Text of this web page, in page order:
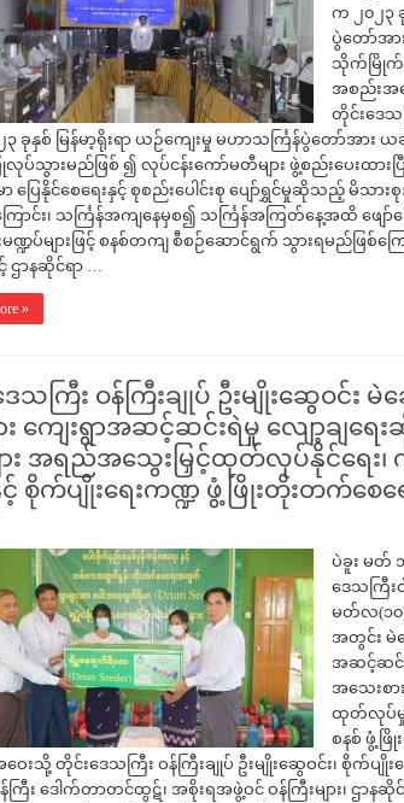
က ၂၀၂၃
ပွဲတော်အာ
သိုက်မြိုက်
အစည်းအ
တိုင်းဒေသ
၃ ခုနှစ် မြန်မာ့ရိုးရာ ယဉ်ကျေးမှု မဟာသင်္ကြန်ပွဲတော်အာ
လုပ်သွားမည်ဖြစ် ၍ လုပ်ငန်းကော်မတီများ ဖွဲ့စည်းပေးထားပြီ
ပြေနိုင်စေရေးနှင့် စုစည်းပေါင်းစု ပျော်ရွှင်မှုဆိုသည့် မိသာ
ောင်း၊ သင်္ကြန်အကျနေမှစ၍ သင်္ကြန်အကြတ်နေ့အထိ ဖျော်ဖ
ဏ္ဍပ်များဖြင့် စနစ်တကျ စီစဉ်ဆောင်ရွက် သွားရမည်ဖြစ်က
ဌာနဆိုင်ရာ …
»
သကြီး ဝန်ကြီးချုပ် ဦးမျိုးဆွေဝင်း မဲခေ
ကျေးရွာအဆင့်ဆင်းရဲမှု လျော့ချရေ
ား အရည်အသွေးမြှင့်ထုတ်လုပ်နိုင်ရေ
နှင့် စိုက်ပျိုးရေးကဏ္ဍ ဖွံ့ဖြိုးတိုးတက်စေ
ပဲခူး မတ်
ဒေသကြီး
မတ်လ(၁၀
အတွင်း မဲခ
အဆင့်ဆင်း
အသေးစ
ထုတ်လုပ်မှု
စနစ် ဖွံ့ဖြို
းသို့ တိုင်းဒေသကြီး ဝန်ကြီးချုပ် ဦးမျိုးဆွေဝင်း၊ စိုက်ပျိုးရေ
ြီး ဒေါက်တာတင်ထွဋ်၊ အစိုးရအဖွဲ့ဝင် ဝန်ကြီးများ၊ ဌာန